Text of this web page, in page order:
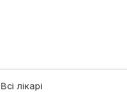
Всі лікарі